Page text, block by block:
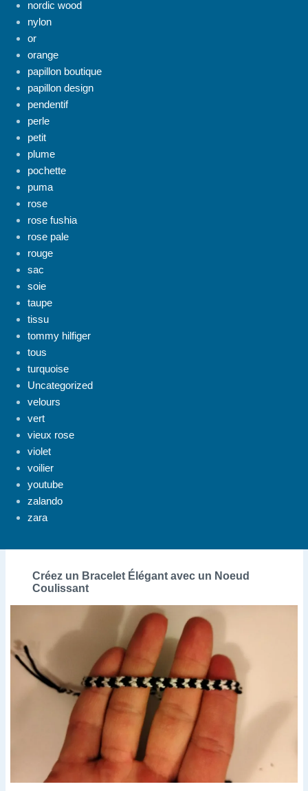
nordic wood
nylon
or
orange
papillon boutique
papillon design
pendentif
perle
petit
plume
pochette
puma
rose
rose fushia
rose pale
rouge
sac
soie
taupe
tissu
tommy hilfiger
tous
turquoise
Uncategorized
velours
vert
vieux rose
violet
voilier
youtube
zalando
zara
Créez un Bracelet Élégant avec un Noeud
Coulissant